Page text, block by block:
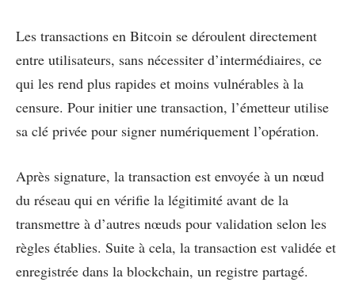
Les transactions en Bitcoin se déroulent directement
entre utilisateurs, sans nécessiter d’intermédiaires, ce
qui les rend plus rapides et moins vulnérables à la
censure. Pour initier une transaction, l’émetteur utilise
sa clé privée pour signer numériquement l’opération.
Après signature, la transaction est envoyée à un nœud
du réseau qui en vérifie la légitimité avant de la
transmettre à d’autres nœuds pour validation selon les
règles établies. Suite à cela, la transaction est validée et
enregistrée dans la blockchain, un registre partagé.